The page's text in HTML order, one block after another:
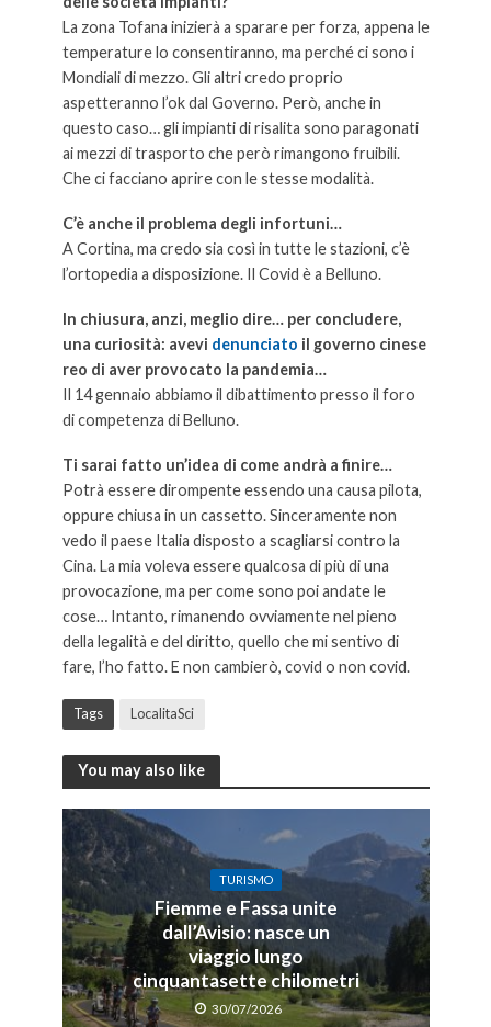
La zona Tofana inizierà a sparare per forza, appena le
temperature lo consentiranno, ma perché ci sono i
Mondiali di mezzo. Gli altri credo proprio
aspetteranno l’ok dal Governo. Però, anche in
questo caso… gli impianti di risalita sono paragonati
ai mezzi di trasporto che però rimangono fruibili.
Che ci facciano aprire con le stesse modalità.
C’è anche il problema degli infortuni…
A Cortina, ma credo sia così in tutte le stazioni, c’è
l’ortopedia a disposizione. Il Covid è a Belluno.
In chiusura, anzi, meglio dire… per concludere,
una curiosità: avevi denunciato il governo cinese
reo di aver provocato la pandemia…
Il 14 gennaio abbiamo il dibattimento presso il foro
di competenza di Belluno.
Ti sarai fatto un’idea di come andrà a finire…
Potrà essere dirompente essendo una causa pilota,
oppure chiusa in un cassetto. Sinceramente non
vedo il paese Italia disposto a scagliarsi contro la
Cina. La mia voleva essere qualcosa di più di una
provocazione, ma per come sono poi andate le
cose… Intanto, rimanendo ovviamente nel pieno
della legalità e del diritto, quello che mi sentivo di
fare, l’ho fatto. E non cambierò, covid o non covid.
Tags LocalitaSci
You may also like
TURISMO
Fiemme e Fassa unite
dall’Avisio: nasce un
viaggio lungo
cinquantasette chilometri
30/07/2026